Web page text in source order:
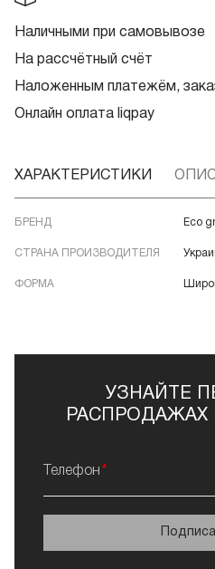
Наличными при самовывозе
На рассчётный счёт
Наложенным платежём,
Онлайн оплата liqpay
ХАРАКТЕРИСТИКИ
БРЕНД Eco
СТРАНА ПРОИЗВОДИТЕЛЯ
ФОРМА
УЗНАЙТЕ
РАСПРОДАЖАХ
Телефон